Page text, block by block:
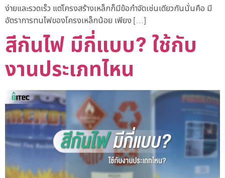
ง่ายและรวดเร็ว แต่โครงสร้างเหล็กก็มีข้อกำจัดเช่นเดียวกันนั่นคือ มี
อัตราการทนไฟของโครงเหล็กน้อย เพียง […]
สีกันไฟ มีกี่แบบ? ใช้กับ
งานประเภทไหน